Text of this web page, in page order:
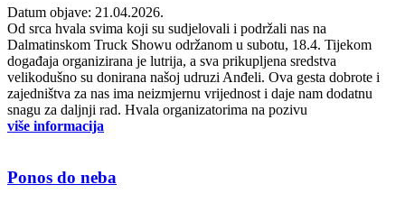
Datum objave: 21.04.2026.
Od srca hvala svima koji su sudjelovali i podržali nas na
Dalmatinskom Truck Showu održanom u subotu, 18.4. Tijekom
događaja organizirana je lutrija, a sva prikupljena sredstva
velikodušno su donirana našoj udruzi Anđeli. Ova gesta dobrote i
zajedništva za nas ima neizmjernu vrijednost i daje nam dodatnu
snagu za daljnji rad. Hvala organizatorima na pozivu
više informacija
Ponos do neba